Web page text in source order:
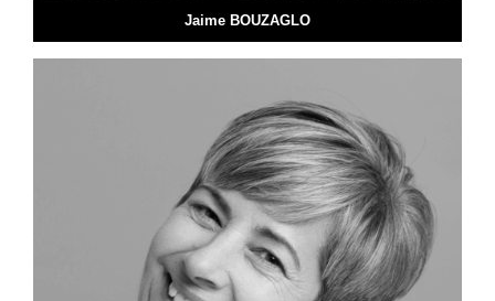
Jaime BOUZAGLO